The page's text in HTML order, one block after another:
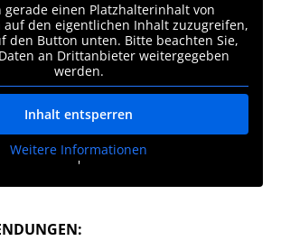
gerade einen Platzhalterinhalt von
auf den eigentlichen Inhalt zuzugreifen,
den Button unten. Bitte beachten Sie,
an Drittanbieter weitergegeben
werden.
Inhalt entsperren
Weitere Informationen
'